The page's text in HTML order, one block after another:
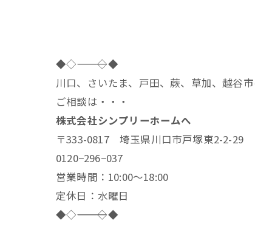
◆◇――――――――――――――◇◆
川口、さいたま、戸田、蕨、草加、越谷
ご相談は・・・
株式会社シンプリーホームへ
〒333-0817 埼玉県川口市戸塚東2-2-29
0120−296−037
営業時間：10:00〜18:00
定休日：水曜日
◆◇――――――――――――――◇◆